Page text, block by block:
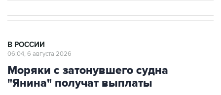
Моряки с затонувшего судна
"Янина" получат выплаты